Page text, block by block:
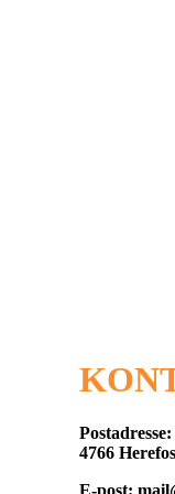
4766